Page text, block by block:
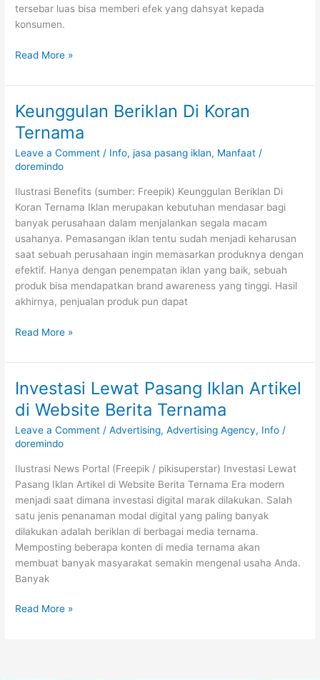
tersebar luas bisa memberi efek yang dahsyat kepada
konsumen.
Read More »
Keunggulan Beriklan Di Koran
Ternama
Leave a Comment / Info,jasa pasang iklan, Manfaat /
doremindo
Ilustrasi Benefits (sumber: Freepik) Keunggulan Beriklan Di
Koran Ternama Iklan merupakan kebutuhan mendasar bagi
banyak perusahaan dalam menjalankan segala macam
usahanya. Pemasangan iklan tentu sudah menjadi keharusan
saat sebuah perusahaan ingin memasarkan produknya dengan
efektif. Hanya dengan penempatan iklan yang baik, sebuah
produk bisa mendapatkan brand awareness yang tinggi. Hasil
akhirnya, penjualan produk pun dapat
Keunggulan
Beriklan
Di
Koran
Ternama
Read More »
Investasi Lewat Pasang Iklan Artikel
di Website Berita Ternama
Leave a Comment /Advertising,Advertising Agency, Info /
doremindo
Ilustrasi News Portal (Freepik / pikisuperstar) Investasi Lewat
Pasang Iklan Artikel di Website Berita Ternama Era modern
menjadi saat dimana investasi digital marak dilakukan. Salah
satu jenis penanaman modal digital yang paling banyak
dilakukan adalah beriklan di berbagai media ternama.
Memposting beberapa konten di media ternama akan
membuat banyak masyarakat semakin mengenal usaha Anda.
Banyak
Investasi
Lewat
Pasang
Iklan
Artikel
di
Website
Berita
Ternama
Read More »